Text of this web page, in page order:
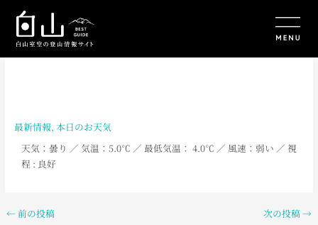
最新情報, 本日のお天気
天気：曇り ／ 気温：5.0℃ ／ 最低気温： 4.0℃ ／ 風速：弱い ／ 視
程 : 良好
←前の投稿 次の投稿→